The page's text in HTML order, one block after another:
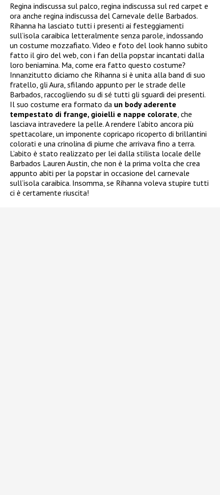
Regina indiscussa sul palco, regina indiscussa sul red carpet e
ora anche regina indiscussa del Carnevale delle Barbados.
Rihanna ha lasciato tutti i presenti ai festeggiamenti
sull’isola caraibica letteralmente senza parole, indossando
un costume mozzafiato. Video e foto del look hanno subito
fatto il giro del web, con i fan della popstar incantati dalla
loro beniamina. Ma, come era fatto questo costume?
Innanzitutto diciamo che Rihanna si è unita alla band di suo
fratello, gli Aura, sfilando appunto per le strade delle
Barbados, raccogliendo su di sé tutti gli sguardi dei presenti.
Il suo costume era formato da un body aderente
tempestato di frange, gioielli e nappe colorate , che
lasciava intravedere la pelle. A rendere l’abito ancora più
spettacolare, un imponente copricapo ricoperto di brillantini
colorati e una crinolina di piume che arrivava fino a terra.
L’abito è stato realizzato per lei dalla stilista locale delle
Barbados Lauren Austin, che non è la prima volta che crea
appunto abiti per la popstar in occasione del carnevale
sull’isola caraibica. Insomma, se Rihanna voleva stupire tutti
ci è certamente riuscita!